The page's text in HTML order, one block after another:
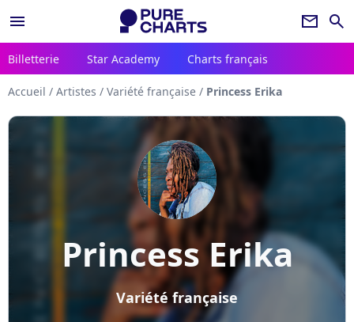
menu newsletter search
Billetterie Star Academy Charts français
Accueil / Artistes / Variété française / Princess Erika
Princess Erika
Variété française